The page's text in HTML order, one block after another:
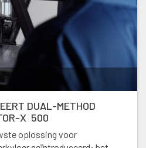
DUAL-METHOD
X 500
oplossing voor